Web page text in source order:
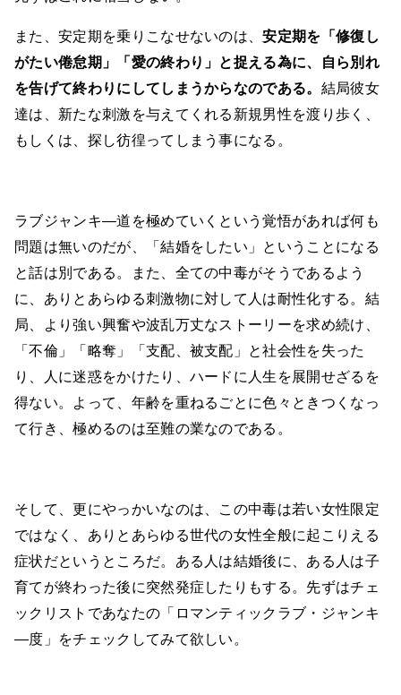
また、安定期を乗りこなせないのは、安定期を「修復し
がたい倦怠期」「愛の終わり」と捉える為に、自ら別れ
を告げて終わりにしてしまうからなのである。 結局彼女
達は、新たな刺激を与えてくれる新規男性を渡り歩く、
もしくは、探し彷徨ってしまう事になる。
ラブジャンキ―道を極めていくという覚悟があれば何も
問題は無いのだが、「結婚をしたい」ということになる
と話は別である。また、全ての中毒がそうであるよう
に、ありとあらゆる刺激物に対して人は耐性化する。結
局、より強い興奮や波乱万丈なストーリーを求め続け、
「不倫」「略奪」「支配、被支配」と社会性を失った
り、人に迷惑をかけたり、ハードに人生を展開せざるを
得ない。よって、年齢を重ねるごとに色々ときつくなっ
て行き、極めるのは至難の業なのである。
そして、更にやっかいなのは、この中毒は若い女性限定
ではなく、ありとあらゆる世代の女性全般に起こりえる
症状だというところだ。ある人は結婚後に、ある人は子
育てが終わった後に突然発症したりもする。先ずはチェ
ックリストであなたの「ロマンティックラブ・ジャンキ
―度」をチェックしてみて欲しい。